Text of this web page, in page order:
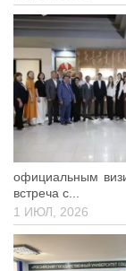
Фото
Наши
НОКО
ФП “Молодые
09.02.13
технологий
официальным
встреча с...
1 ИЮЛ, 2026